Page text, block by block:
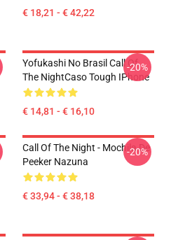
€ 18,21 - € 42,22
Yofukashi No Brasil Call Of
The NightCaso Tough IPhone
€ 14,81 - € 16,10
-20%
Call Of The Night - Mochila De
Peeker Nazuna
€ 33,94 - € 38,18
-20%